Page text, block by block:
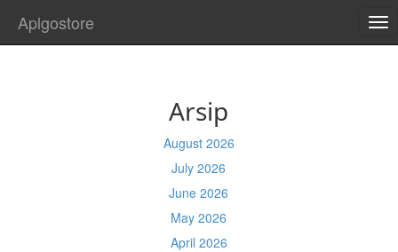
Aplgostore
Arsip
August 2026
July 2026
June 2026
May 2026
April 2026